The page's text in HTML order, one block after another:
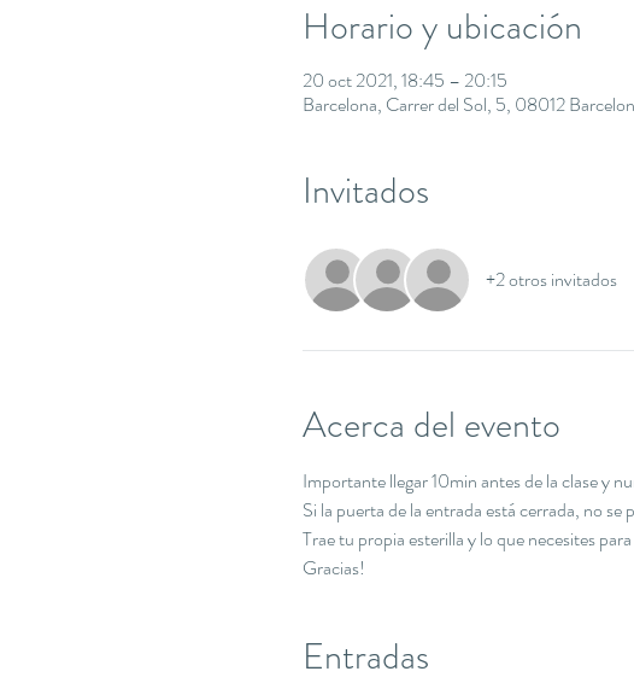
Horario y ubicación
20 oct 2021, 18:45 – 20:15
Barcelona, Carrer del Sol, 5, 08012
Invitados
+2 otros invitados
Acerca del evento
Importante llegar 10min antes de la clase y
Si la puerta de la entrada está cerrada, no se
Trae tu propia esterilla y lo que necesites
Gracias!
Entradas